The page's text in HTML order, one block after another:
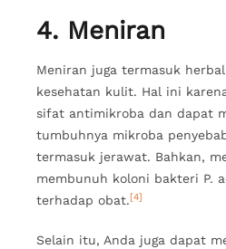
4. Meniran
Meniran juga termasuk
kesehatan kulit. Hal ini
sifat antimikroba dan dapat
tumbuhnya mikroba
termasuk jerawat. Bahkan,
membunuh koloni bakteri P.
terhadap obat.[4]
Selain itu, Anda juga dapat